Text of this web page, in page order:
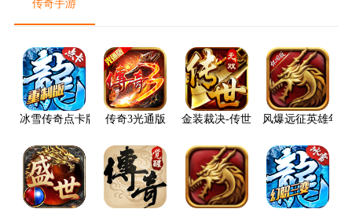
传奇手游
冰雪传奇点卡版 传奇3光通版 金装裁决-传世无双风爆远征英雄年